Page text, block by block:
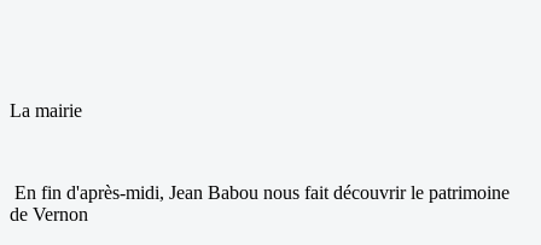
La mairie
En fin d'après-midi, Jean Babou nous fait découvrir le patrimoine
de Vernon